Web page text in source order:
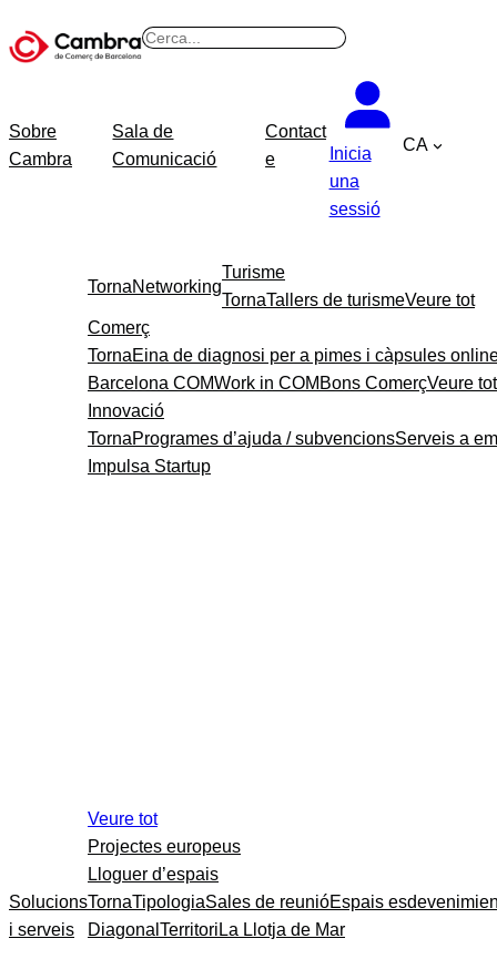
B
Sobre
Cambra
Sala de
Comunicació
Contact
e
Inicia
una
sessió
CA
Solucions
i serveis
TornaNetworking
Turisme
TornaTallers de turismeVeure tot
Comerç
TornaEina de diagnosi per a pimes i càpsules
Barcelona COMWork in COM Bons ComerçVeure tot
Innovació
TornaProgrames d’ajuda / subvencionsServeis a
Impulsa Startup
Veure tot
Projectes europeus
Lloguer d’espais
TornaTipologiaSales de reunióEspais
Diagonal Territori La Llotja de Mar